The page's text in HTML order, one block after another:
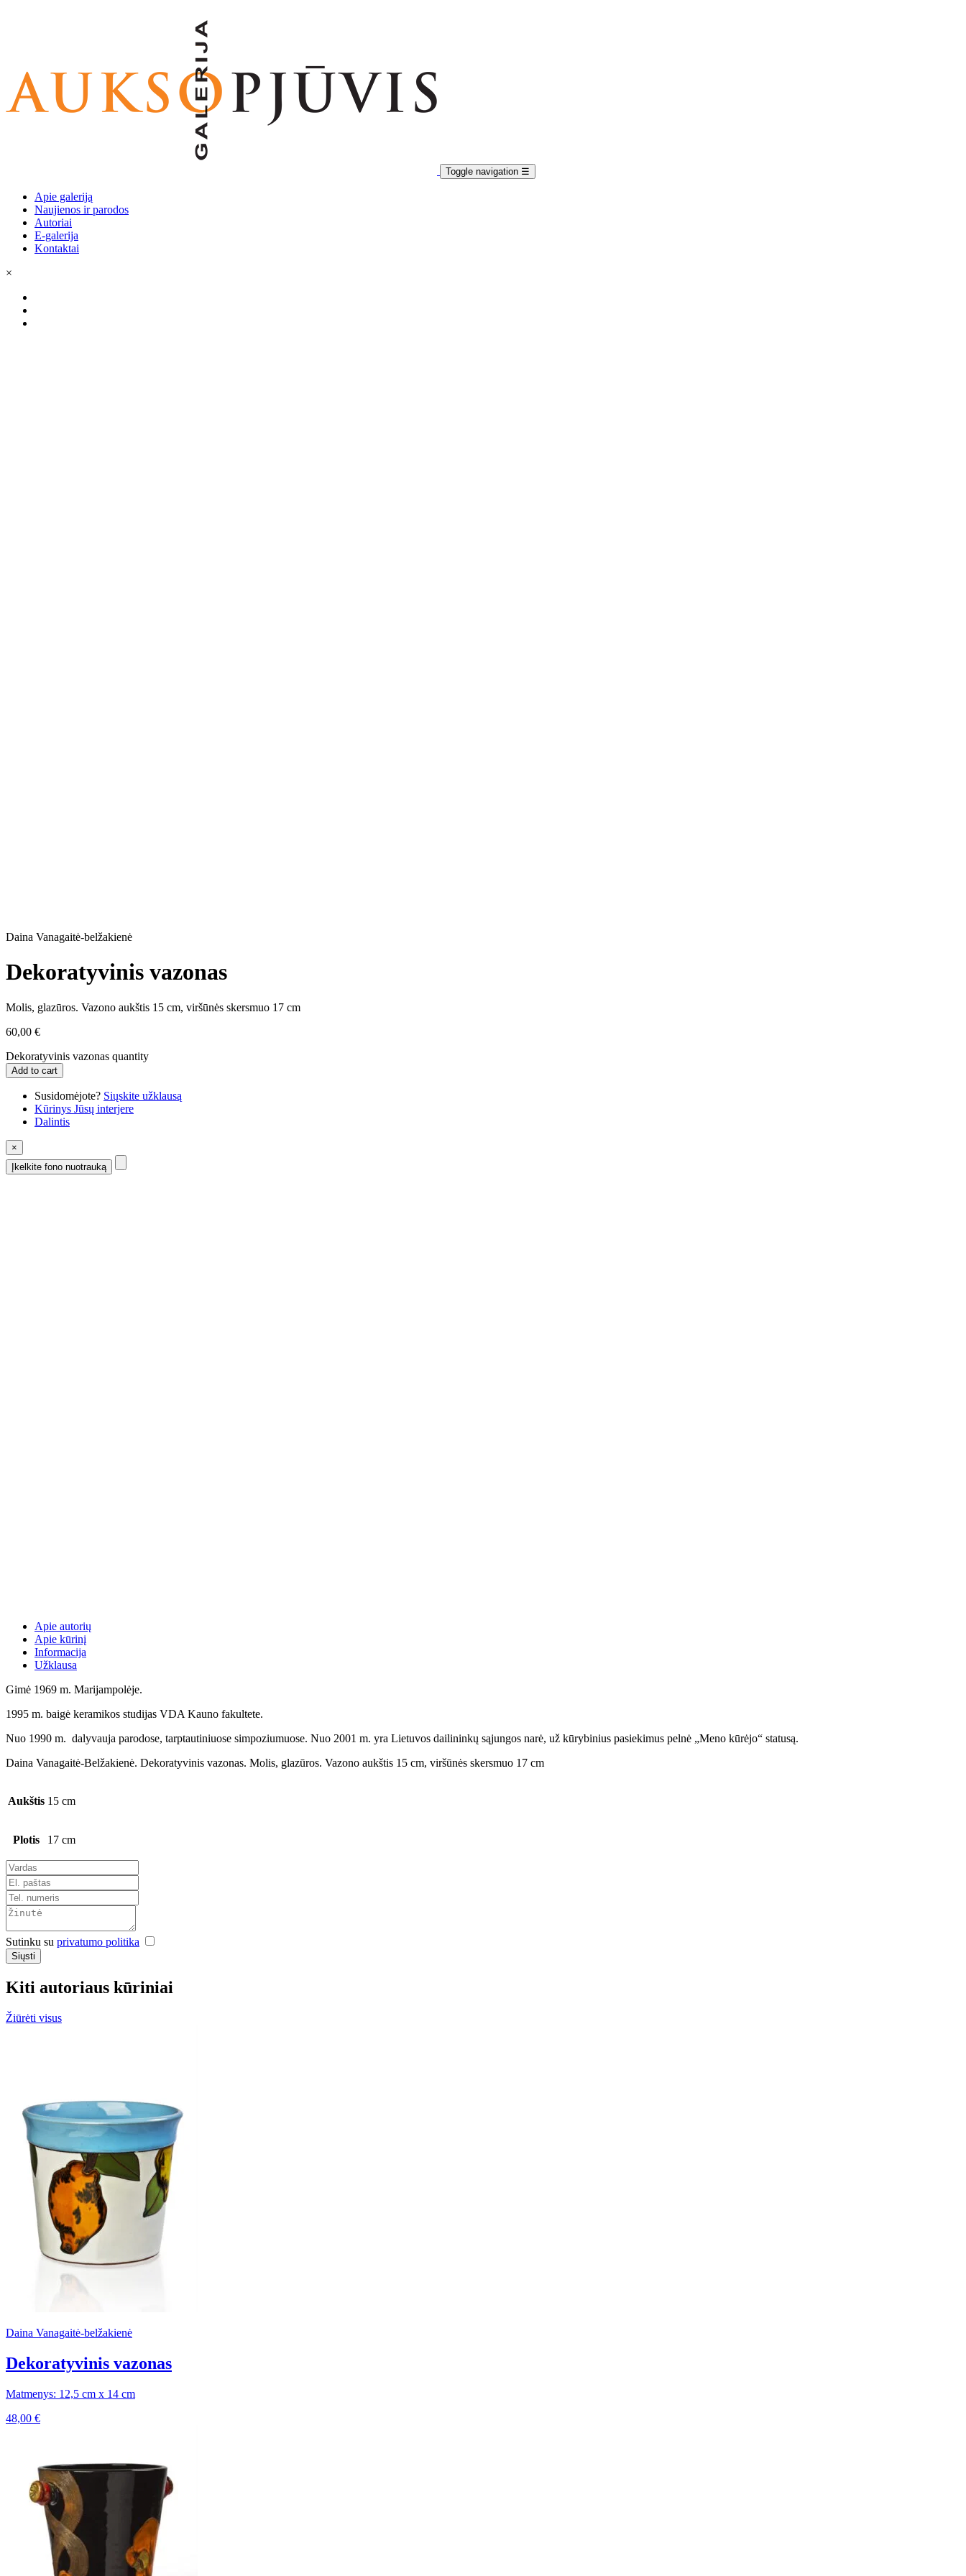
Toggle navigation ☰
Apie galeriją
Naujienos ir parodos
Autoriai
E-galerija
Kontaktai
×
Daina Vanagaitė-belžakienė
Dekoratyvinis vazonas
Molis, glazūros. Vazono aukštis 15 cm, viršūnės skersmuo 17 cm
60,00 €
Dekoratyvinis vazonas quantity
Add to cart
Susidomėjote? Siųskite užklausą
Kūrinys Jūsų interjere
Dalintis
×
Įkelkite fono nuotrauką
Apie autorių
Apie kūrinį
Informacija
Užklausa
Gimė 1969 m. Marijampolėje.
1995 m. baigė keramikos studijas VDA Kauno fakultete.
Nuo 1990 m. dalyvauja parodose, tarptautiniuose simpoziumuose. Nuo 2001 m. yra Lietuvos dailininkų sąjungos narė, už kūrybinius pasiekimus pelnė „Meno kūrėjo“ statusą.
Daina Vanagaitė-Belžakienė. Dekoratyvinis vazonas. Molis, glazūros. Vazono aukštis 15 cm, viršūnės skersmuo 17 cm
Aukštis 15 cm
Plotis 17 cm
Sutinku su privatumo politika
Siųsti
Kiti autoriaus kūriniai
Žiūrėti visus
Daina Vanagaitė-belžakienė
Dekoratyvinis vazonas
Matmenys: 12,5 cm x 14 cm
48,00 €